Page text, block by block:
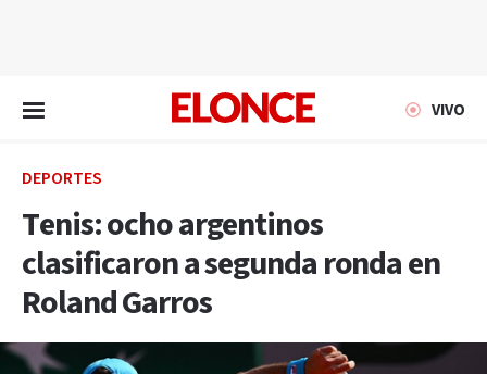
VIVO
DEPORTES
Tenis: ocho argentinos
clasificaron a segunda ronda en
Roland Garros